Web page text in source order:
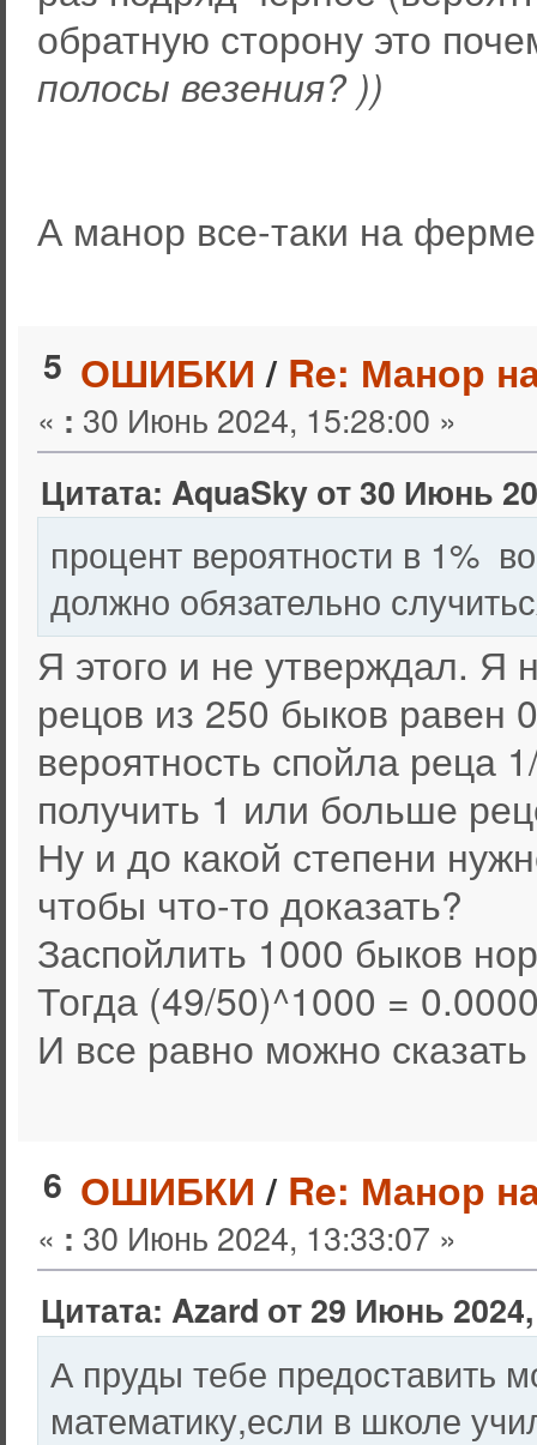
обратную сторону это
полосы везения? ))
А манор все-таки на
5 ОШИБКИ / Re: Манор
« : 30 Июнь 2024, 15:28:00 »
Цитата: AquaSky от 30 Июнь
процент вероятности в 1%
должно обязательно
Я этого и не утверждал. Я
рецов из 250 быков равен
вероятность спойла реца
получить 1 или больше
Ну и до какой степени
чтобы что-то доказать?
Заспойлить 1000 быков
Тогда (49/50)^1000 =
И все равно можно
6 ОШИБКИ / Re: Манор
« : 30 Июнь 2024, 13:33:07 »
Цитата: Azard от 29 Июнь
А пруды тебе предоставить
математику,если в школе